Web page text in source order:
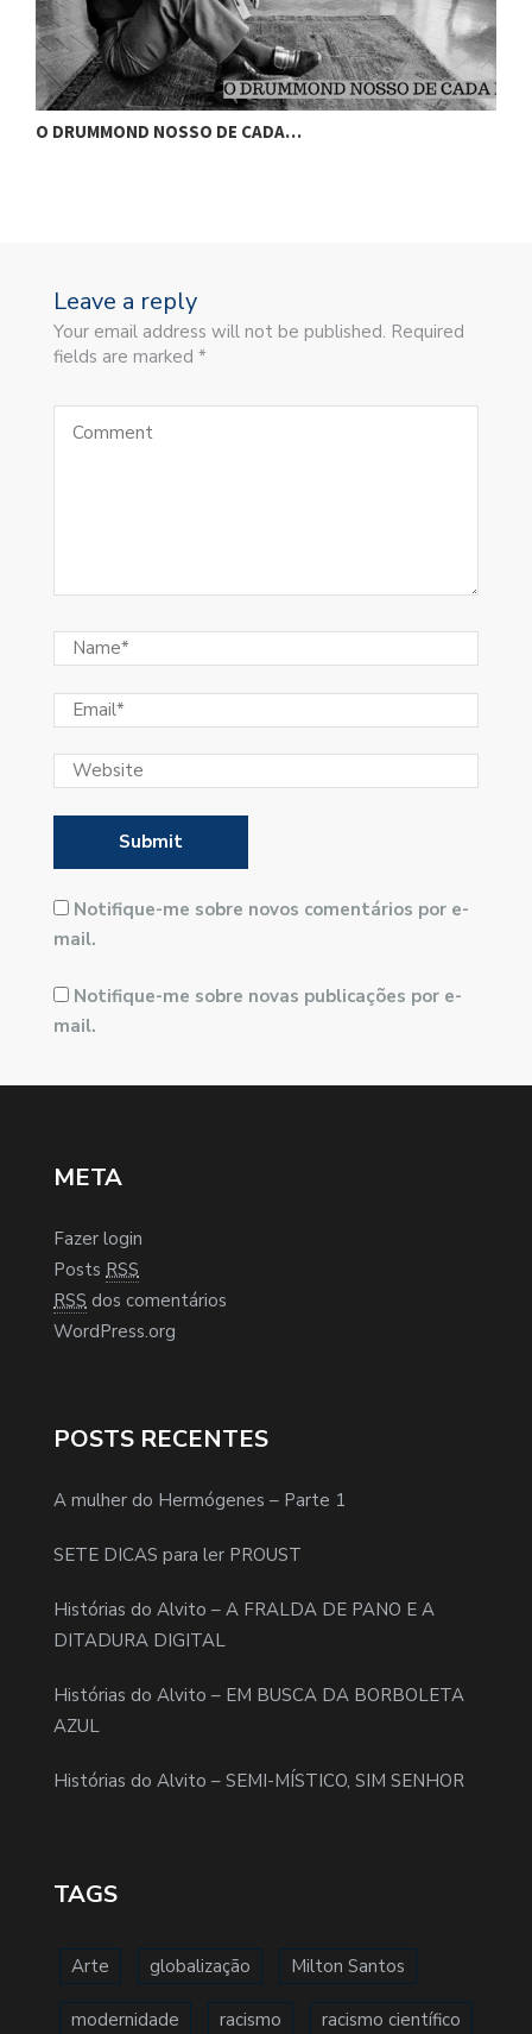
O DRUMMOND NOSSO DE CADA…
Leave a reply
Your email address will not be published. Required
fields are marked *
Notifique-me sobre novos comentários por e-
mail.
Notifique-me sobre novas publicações por e-
mail.
META
Fazer login
Posts RSS
RSS dos comentários
WordPress.org
POSTS RECENTES
A mulher do Hermógenes – Parte 1
SETE DICAS para ler PROUST
Histórias do Alvito – A FRALDA DE PANO E A
DITADURA DIGITAL
Histórias do Alvito – EM BUSCA DA BORBOLETA
AZUL
Histórias do Alvito – SEMI-MÍSTICO, SIM SENHOR
TAGS
Arte globalização Milton Santos
modernidade racismo racismo científico